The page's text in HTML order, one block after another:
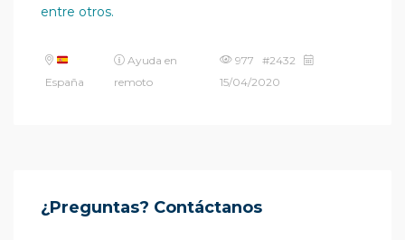
entre otros.
España
Ayuda en
remoto
977 #2432
15/04/2020
¿Preguntas? Contáctanos